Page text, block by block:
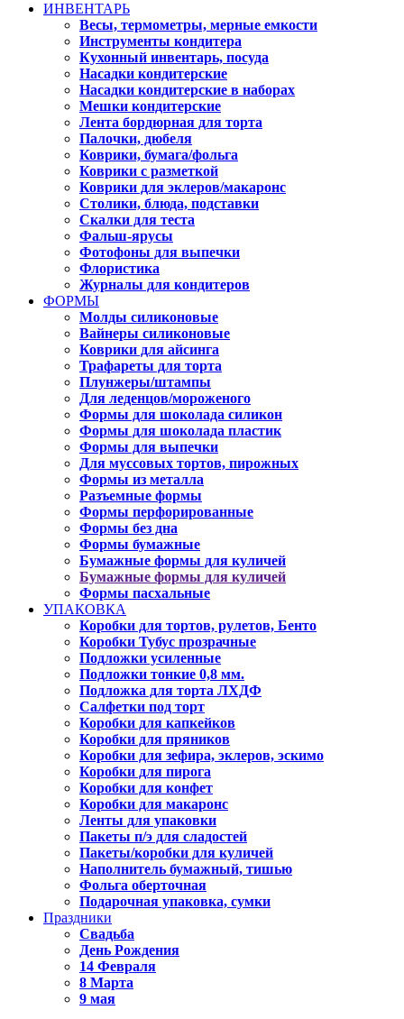
ИНВЕНТАРЬ
Весы, термометры, мерные емкости
Инструменты кондитера
Кухонный инвентарь, посуда
Насадки кондитерские
Насадки кондитерские в наборах
Мешки кондитерские
Лента бордюрная для торта
Палочки, дюбеля
Коврики, бумага/фольга
Коврики с разметкой
Коврики для эклеров/макаронс
Столики, блюда, подставки
Скалки для теста
Фальш-ярусы
Фотофоны для выпечки
Флористика
Журналы для кондитеров
ФОРМЫ
Молды силиконовые
Вайнеры силиконовые
Коврики для айсинга
Трафареты для торта
Плунжеры/штампы
Для леденцов/мороженого
Формы для шоколада силикон
Формы для шоколада пластик
Формы для выпечки
Для муссовых тортов, пирожных
Формы из металла
Разъемные формы
Формы перфорированные
Формы без дна
Формы бумажные
Бумажные формы для куличей
Бумажные формы для куличей
Формы пасхальные
УПАКОВКА
Коробки для тортов, рулетов, Бенто
Коробки Тубус прозрачные
Подложки усиленные
Подложки тонкие 0,8 мм.
Подложка для торта ЛХДФ
Салфетки под торт
Коробки для капкейков
Коробки для пряников
Коробки для зефира, эклеров, эскимо
Коробки для пирога
Коробки для конфет
Коробки для макаронс
Ленты для упаковки
Пакеты п/э для сладостей
Пакеты/коробки для куличей
Наполнитель бумажный, тишью
Фольга оберточная
Подарочная упаковка, сумки
Праздники
Свадьба
День Рождения
14 Февраля
8 Марта
9 мая